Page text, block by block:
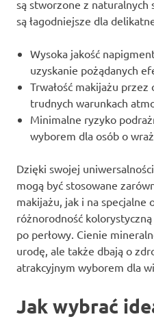
są stworzone z naturalnych
są łagodniejsze dla
Wysoka jakość
uzyskanie pożądanych
Trwałość makijażu przez
trudnych warunkach
Minimalne ryzyko
wyborem dla osób o
Dzięki swojej
mogą być stosowane
makijażu, jak i na specjalne
różnorodność
po perłowy. Cienie
urodę, ale także dbają o
atrakcyjnym wyborem dla
Jak wybrać